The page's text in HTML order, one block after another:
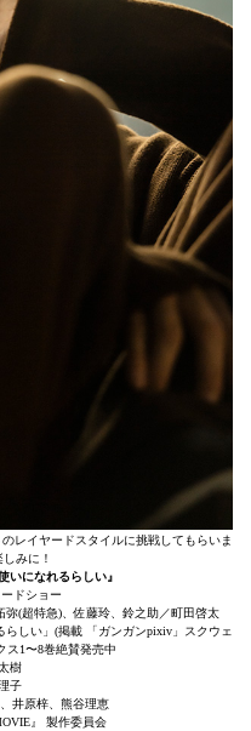
レイヤードスタイルに挑戦してもらいま
みに！
いになれるらしい』
ドショー
(超特急)、佐藤玲、鈴之助／町田啓太
しい」(掲載 「ガンガンpixiv」スクウェ
1〜8巻絶賛発売中
樹
子
井原梓、熊谷理恵
』 製作委員会